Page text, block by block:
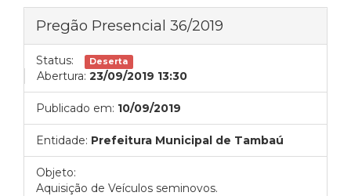
Pregão Presencial 36/2019
Status: Deserta
Abertura: 23/09/2019 13:30
Publicado em: 10/09/2019
Entidade: Prefeitura Municipal de Tambaú
Objeto:
Aquisição de Veículos seminovos.